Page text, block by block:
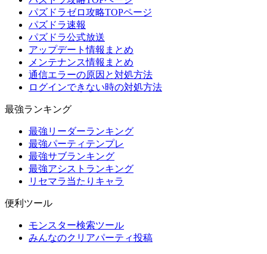
パズドラゼロ攻略TOPページ
パズドラ速報
パズドラ公式放送
アップデート情報まとめ
メンテナンス情報まとめ
通信エラーの原因と対処方法
ログインできない時の対処方法
最強ランキング
最強リーダーランキング
最強パーティテンプレ
最強サブランキング
最強アシストランキング
リセマラ当たりキャラ
便利ツール
モンスター検索ツール
みんなのクリアパーティ投稿